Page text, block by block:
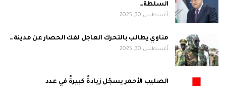
السلطة…
أغسطس 30, 2025
مناوي يطالب بالتحرك العاجل لفك الحصار عن مدينة…
أغسطس 30, 2025
الصليب الأحمر يسجّل زيادةً كبيرةً في عدد